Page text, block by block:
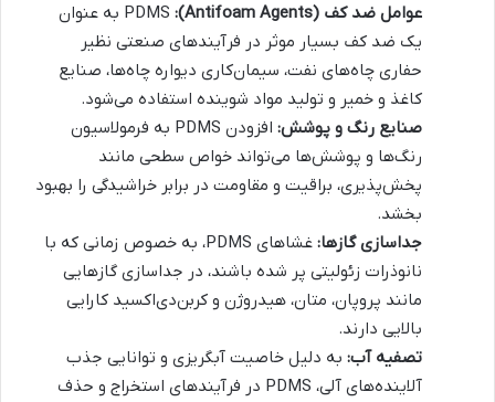
عوامل ضد کف (Antifoam Agents):
PDMS به عنوان
یک ضد کف بسیار موثر در فرآیندهای صنعتی نظیر
حفاری چاه‌های نفت، سیمان‌کاری دیواره چاه‌ها، صنایع
کاغذ و خمیر و تولید مواد شوینده استفاده می‌شود.
صنایع رنگ و پوشش:
افزودن PDMS به فرمولاسیون
رنگ‌ها و پوشش‌ها می‌تواند خواص سطحی مانند
پخش‌پذیری، براقیت و مقاومت در برابر خراشیدگی را بهبود
بخشد.
جداسازی گازها:
غشاهای PDMS، به خصوص زمانی که با
نانوذرات زئولیتی پر شده باشند، در جداسازی گازهایی
مانند پروپان، متان، هیدروژن و کربن‌دی‌اکسید کارایی
بالایی دارند.
تصفیه آب: به دلیل خاصیت آبگریزی و توانایی جذب
آلاینده‌های آلی، PDMS در فرآیندهای استخراج و حذف